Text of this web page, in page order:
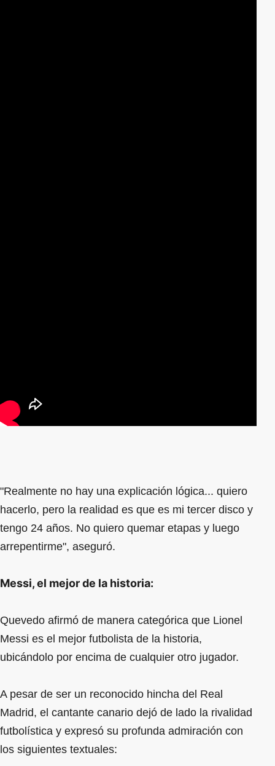
"Realmente no hay una explicación lógica... quiero
hacerlo, pero la realidad es que es mi tercer disco y
tengo 24 años. No quiero quemar etapas y luego
arrepentirme", aseguró.
Messi, el mejor de la historia:
Quevedo afirmó de manera categórica que Lionel
Messi es el mejor futbolista de la historia,
ubicándolo por encima de cualquier otro jugador.
A pesar de ser un reconocido hincha del Real
Madrid, el cantante canario dejó de lado la rivalidad
futbolística y expresó su profunda admiración con
los siguientes textuales: